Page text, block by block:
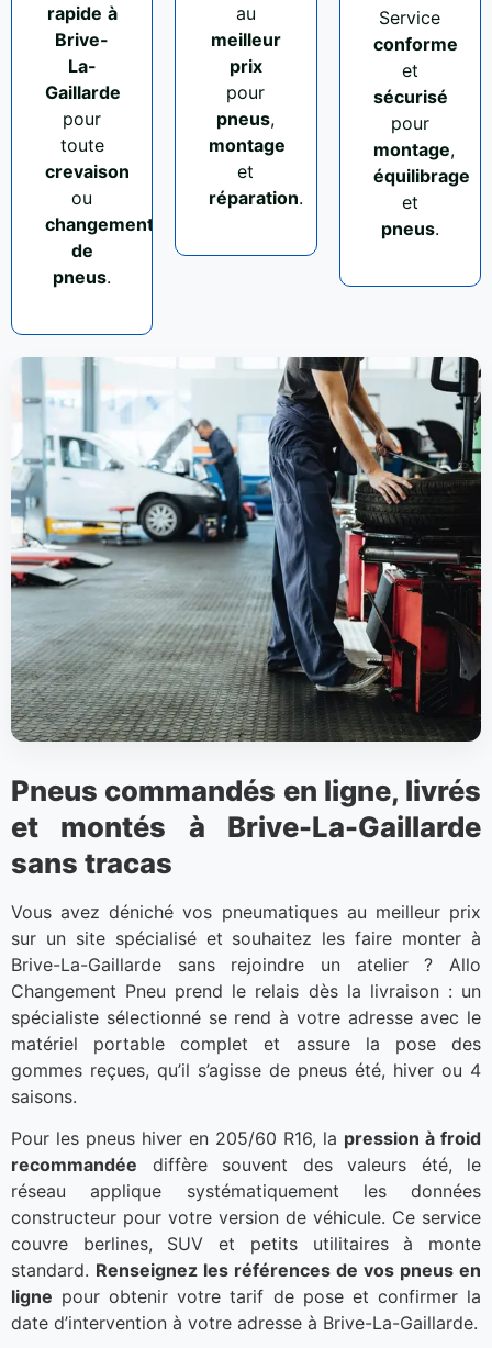
rapide à
Brive-
La-
Gaillarde
pour
toute
crevaison
ou
changement
de
pneus.
au
meilleur
prix
pour
pneus,
montage
et
réparation.
Service
conforme
et
sécurisé
pour
montage,
équilibrage
et
pneus.
Pneus commandés en ligne, livrés
et montés à Brive-La-Gaillarde
sans tracas
Vous avez déniché vos pneumatiques au meilleur prix
sur un site spécialisé et souhaitez les faire monter à
Brive-La-Gaillarde sans rejoindre un atelier ? Allo
Changement Pneu prend le relais dès la livraison : un
spécialiste sélectionné se rend à votre adresse avec le
matériel portable complet et assure la pose des
gommes reçues, qu’il s’agisse de pneus été, hiver ou 4
saisons.
Pour les pneus hiver en 205/60 R16, la pression à froid
recommandée diffère souvent des valeurs été, le
réseau applique systématiquement les données
constructeur pour votre version de véhicule. Ce service
couvre berlines, SUV et petits utilitaires à monte
standard. Renseignez les références de vos pneus en
ligne pour obtenir votre tarif de pose et confirmer la
date d’intervention à votre adresse à Brive-La-Gaillarde.